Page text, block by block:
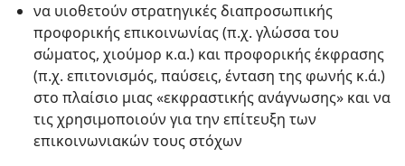
να υιοθετούν στρατηγικές διαπροσωπικής
προφορικής επικοινωνίας (π.χ. γλώσσα του
σώματος, χιούμορ κ.α.) και προφορικής έκφρασης
(π.χ. επιτονισμός, παύσεις, ένταση της φωνής κ.ά.)
στο πλαίσιο μιας «εκφραστικής ανάγνωσης» και να
τις χρησιμοποιούν για την επίτευξη των
επικοινωνιακών τους στόχων